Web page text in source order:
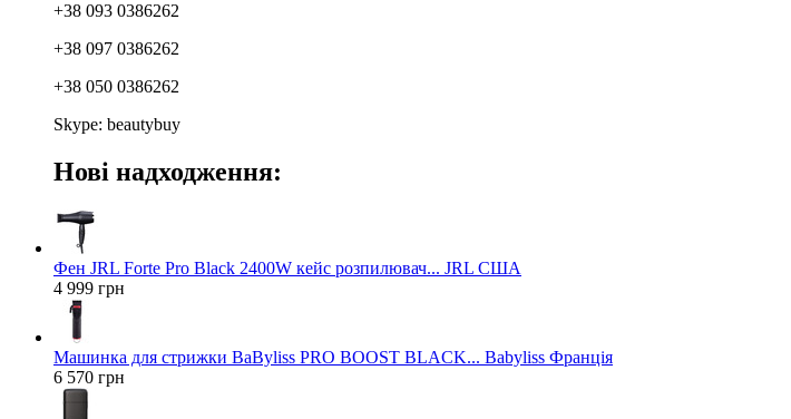
+38 093 0386262
+38 097 0386262
+38 050 0386262
Skype: beautybuy
Нові надходження:
Фен JRL Forte Pro Black 2400W кейс розпилювач... JRL США
4 999 грн
Машинка для стрижки BaByliss PRO BOOST BLACK... Babyliss Франція
6 570 грн